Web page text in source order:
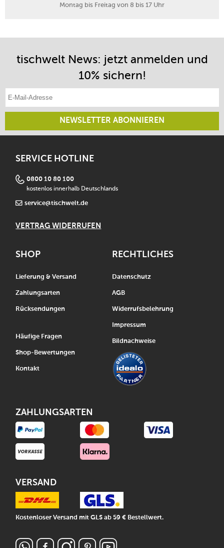
Montag bis Freitag von 8 bis 17 Uhr
tischwelt News: jetzt anmelden und
10% sichern!
NEWSLETTER ABONNIEREN
SERVICE HOTLINE
0800 10 80 100
kostenlos innerhalb Deutschlands
service@tischwelt.de
VERTRAG WIDERRUFEN
SHOP
Lieferung & Versand
Zahlungsarten
Rücksendungen
Häufige Fragen
Shop-Bewertungen
Kontakt
RECHTLICHES
Datenschutz
AGB
Widerrufsbelehrung
Impressum
Bildnachweise
ZAHLUNGSARTEN
VERSAND
Kostenloser Versand mit GLS ab 59 € Bestellwert.